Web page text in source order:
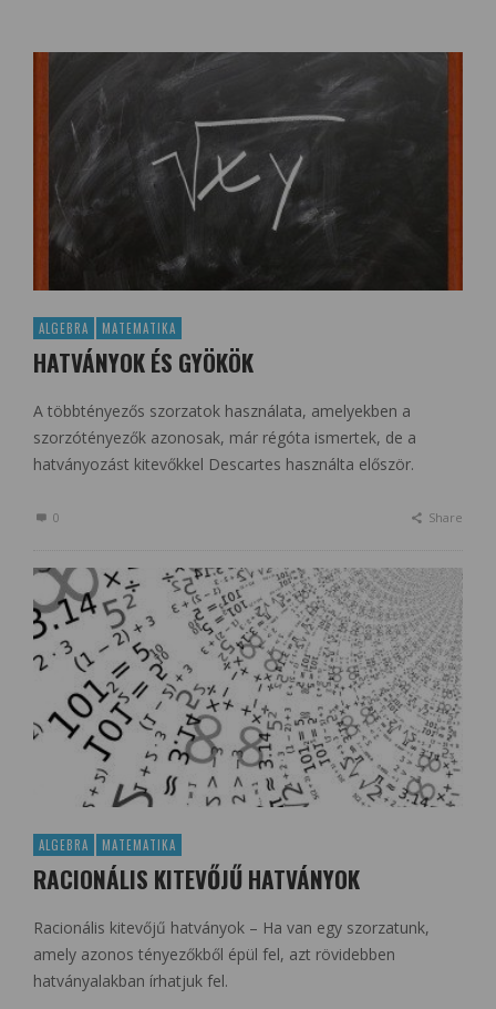
ALGEBRA MATEMATIKA
HATVÁNYOK ÉS GYÖKÖK
A többtényezős szorzatok használata, amelyekben a
szorzótényezők azonosak, már régóta ismertek, de a
hatványozást kitevőkkel Descartes használta először.
0 Share
ALGEBRA MATEMATIKA
RACIONÁLIS KITEVŐJŰ HATVÁNYOK
Racionális kitevőjű hatványok – Ha van egy szorzatunk,
amely azonos tényezőkből épül fel, azt rövidebben
hatványalakban írhatjuk fel.